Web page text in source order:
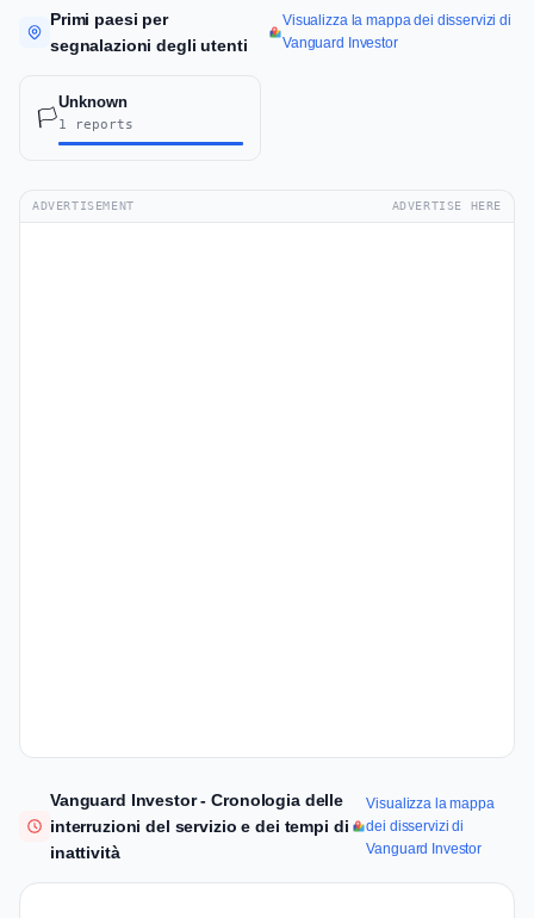
Primi paesi per
segnalazioni degli utenti
Visualizza la mappa dei disservizi di
Vanguard Investor
🏳️
Unknown
1 reports
ADVERTISEMENT ADVERTISE HERE
Vanguard Investor - Cronologia delle
interruzioni del servizio e dei tempi di
inattività
Visualizza la mappa
dei disservizi di
Vanguard Investor